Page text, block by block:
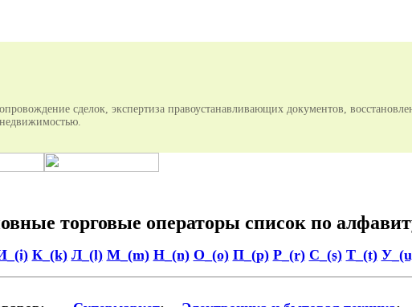
сделок, экспертиза правоустанавливающих документов,
недвижимостью.
торговые операторы список по
К_(k) Л_(l) М_(m) Н_(n) О_(o) П_(p) Р_(r) С_(s) Т_(t)